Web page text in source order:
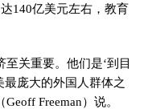
140亿美元左右，教育
关重要。他们是‘到目
庞大的外国人群体之
Freeman）说。